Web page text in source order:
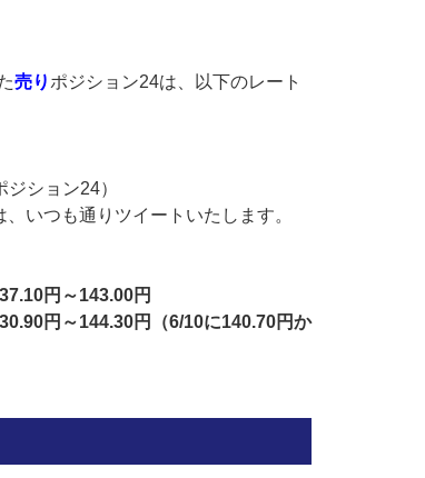
売り ポジション24は、以下のレート
ジション24）
いつも通りツイートいたします。
円～143.00円
円～144.30円（6/10に140.70円か